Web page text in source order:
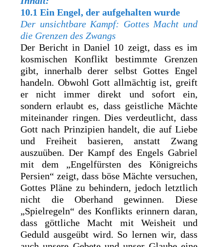
10.1 Ein Engel, der aufgehalten wurde
Der unsichtbare Kampf: Gottes Macht und
die Grenzen des Zwangs
Der Bericht in Daniel 10 zeigt, dass es im
kosmischen Konflikt bestimmte Grenzen
gibt, innerhalb derer selbst Gottes Engel
handeln. Obwohl Gott allmächtig ist, greift
er nicht immer direkt und sofort ein,
sondern erlaubt es, dass geistliche Mächte
miteinander ringen. Dies verdeutlicht, dass
Gott nach Prinzipien handelt, die auf Liebe
und Freiheit basieren, anstatt Zwang
auszuüben. Der Kampf des Engels Gabriel
mit dem „Engelfürsten des Königreichs
Persien“ zeigt, dass böse Mächte versuchen,
Gottes Pläne zu behindern, jedoch letztlich
nicht die Oberhand gewinnen. Diese
„Spielregeln“ des Konflikts erinnern daran,
dass göttliche Macht mit Weisheit und
Geduld ausgeübt wird. So lernen wir, dass